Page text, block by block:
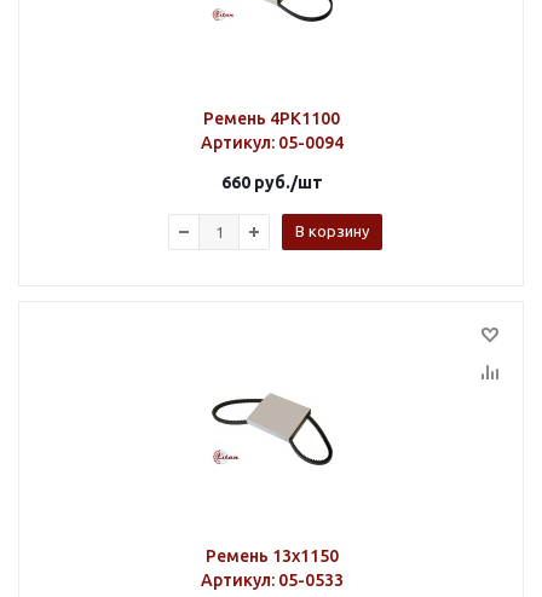
Ремень 4PK1100
Артикул: 05-0094
660руб./шт
В корзину
Ремень 13х1150
Артикул: 05-0533